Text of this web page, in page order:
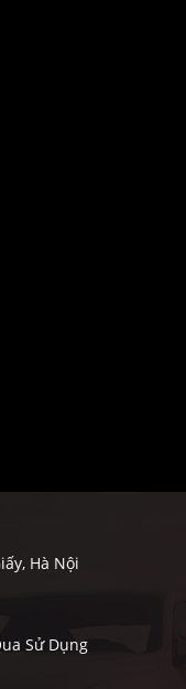
Hà Nội
Sử Dụng